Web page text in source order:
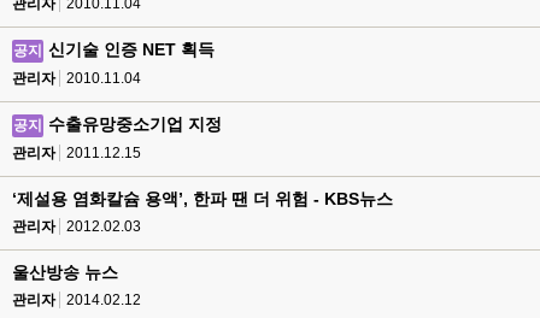
관리자 2010.11.04
공지 신기술 인증 NET 획득
관리자 2010.11.04
공지 수출유망중소기업 지정
관리자 2011.12.15
‘제설용 염화칼슘 용액’, 한파 땐 더 위험 - KBS뉴스
관리자 2012.02.03
울산방송 뉴스
관리자 2014.02.12